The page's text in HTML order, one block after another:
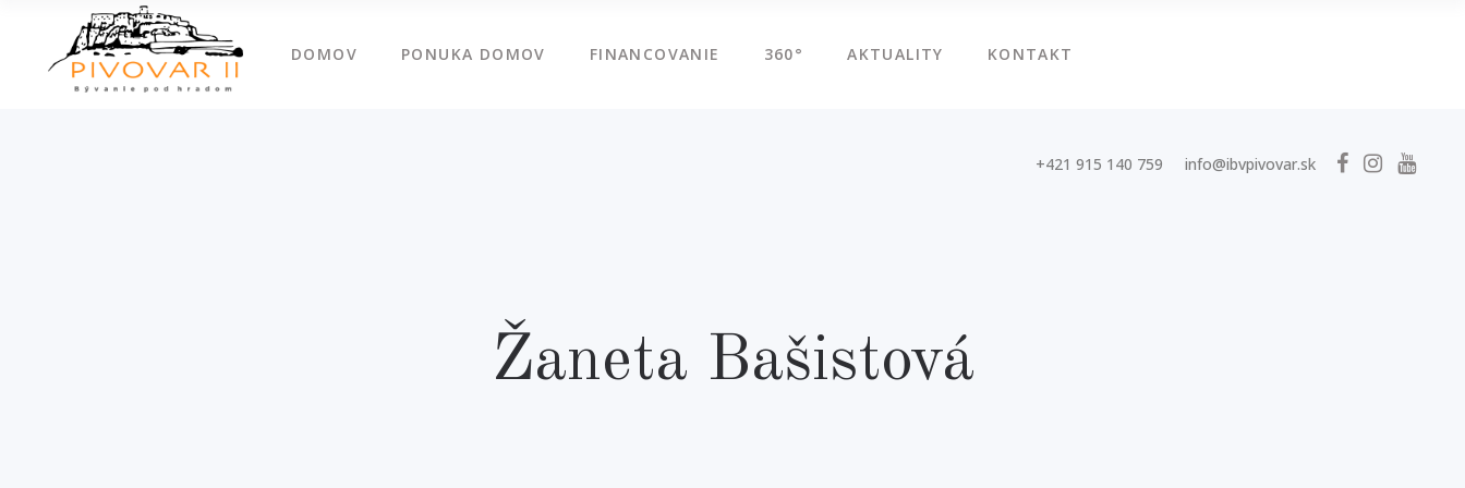
DOMOV PONUKA DOMOV FINANCOVANIE 360° AKTUALITY KONTAKT
+421 915 140 759 info@ibvpivovar.sk
Žaneta Bašistová